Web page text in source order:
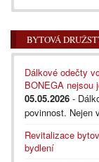
BYTOVÁ
Dálkové odečty
BONEGA nejsou
05.05.2026 -
povinnost. Nejen
Revitalizace
bydlení